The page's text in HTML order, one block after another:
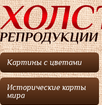
Картины с цветами
Исторические карты
мира